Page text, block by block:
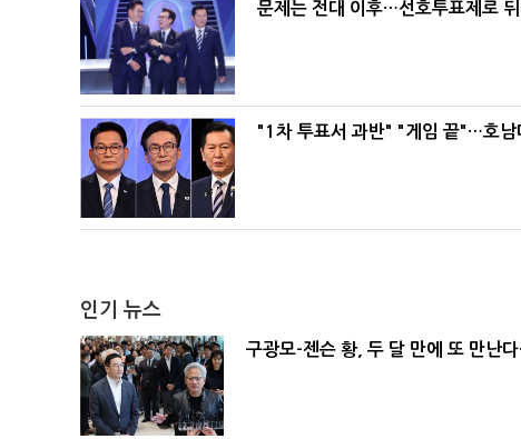
문제는 전대 이후…선호투표제로
"1차 투표서 과반" "게임 끝"…호남
인기 뉴스
구광모-젠슨 황, 두 달 만에 또 만난